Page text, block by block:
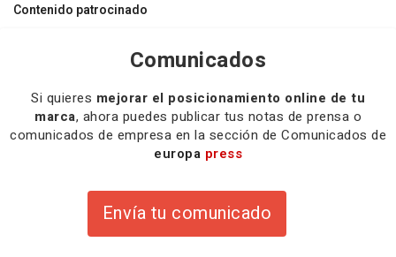
Contenido patrocinado
Comunicados
Si quieres mejorar el posicionamiento online de tu
marca, ahora puedes publicar tus notas de prensa o
comunicados de empresa en la sección de Comunicados de
europa press
Envía tu comunicado